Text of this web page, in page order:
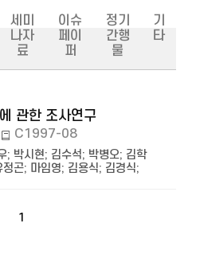
세미
나자
료
이슈
페이
퍼
정기
간행
물
기
타
관한 조사연구
C1997-08
; 박시현; 김수석; 박병오; 김학
정곤; 마임영; 김용식; 김경식;
1